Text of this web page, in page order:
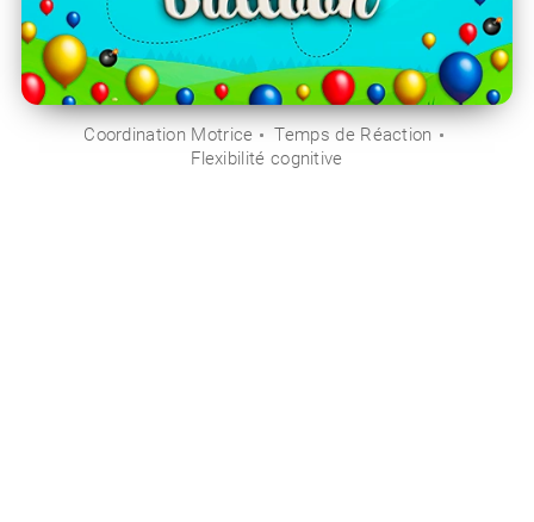
Coordination Motrice
Temps de Réaction
Flexibilité cognitive